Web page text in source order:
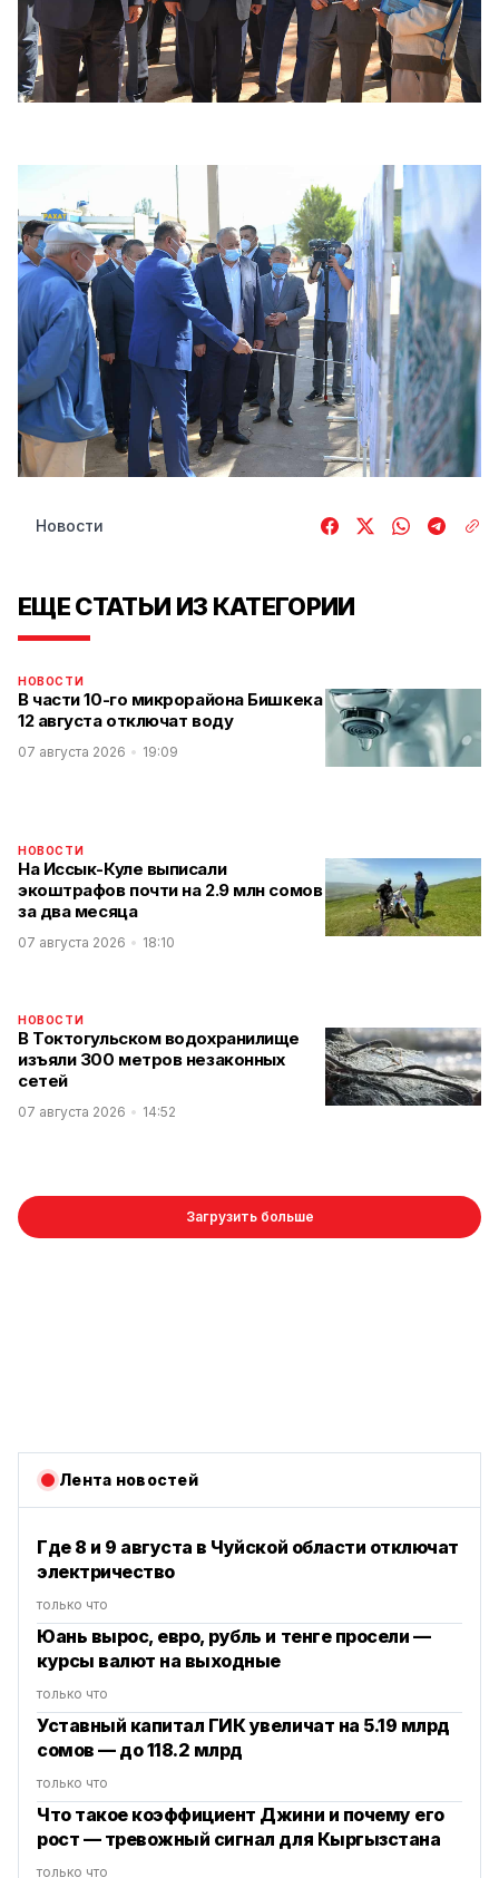
Новости
ЕЩЕ СТАТЬИ ИЗ КАТЕГОРИИ
НОВОСТИ
В части 10-го микрорайона Бишкека
12 августа отключат воду
07 августа 2026 19:09
НОВОСТИ
На Иссык-Куле выписали
экоштрафов почти на 2.9 млн сомов
за два месяца
07 августа 2026 18:10
НОВОСТИ
В Токтогульском водохранилище
изъяли 300 метров незаконных
сетей
07 августа 2026 14:52
Загрузить больше
Лента новостей
Где 8 и 9 августа в Чуйской области отключат
электричество
только что
Юань вырос, евро, рубль и тенге просели —
курсы валют на выходные
только что
Уставный капитал ГИК увеличат на 5.19 млрд
сомов — до 118.2 млрд
только что
Что такое коэффициент Джини и почему его
рост — тревожный сигнал для Кыргызстана
только что